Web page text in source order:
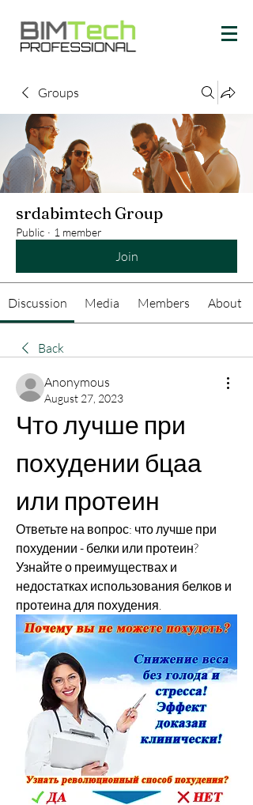
Groups
srdabimtech Group
Public · 1 member
Join
Discussion Media Members About
Back
Anonymous
August 27, 2023
Что лучше при
похудении бцаа
или протеин
Ответьте на вопрос: что лучше при
похудении - белки или протеин?
Узнайте о преимуществах и
недостатках использования белков и
протеина для похудения.